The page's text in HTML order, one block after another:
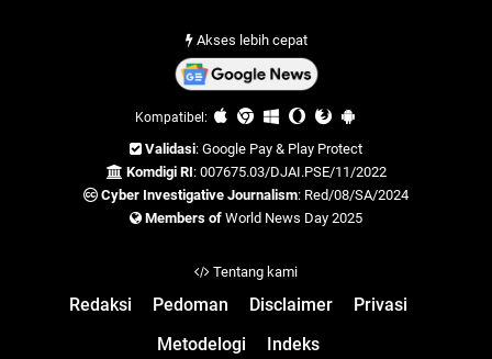
Akses lebih cepat
Kompatibel:
Validasi: Google Pay & Play Protect
Komdigi RI: 007675.03/DJAI.PSE/11/2022
Cyber Investigative Journalism: Red/08/SA/2024
Members of World News Day 2025
Tentang kami
Redaksi Pedoman Disclaimer
Privasi
Metodelogi
Indeks